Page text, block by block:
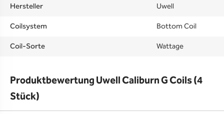
Hersteller
Uwell
Coilsystem
Bottom Coil
Coil-Sorte
Wattage
Produktbewertung Uwell Caliburn G Coils (4
Stück)